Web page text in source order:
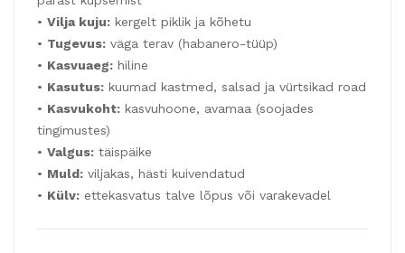
• Vilja kuju: kergelt piklik ja kõhetu
• Tugevus: väga terav (habanero-tüüp)
• Kasvuaeg: hiline
• Kasutus: kuumad kastmed, salsad ja vürtsikad road
• Kasvukoht: kasvuhoone, avamaa (soojades
tingimustes)
• Valgus: täispäike
• Muld: viljakas, hästi kuivendatud
• Külv: ettekasvatus talve lõpus või varakevadel